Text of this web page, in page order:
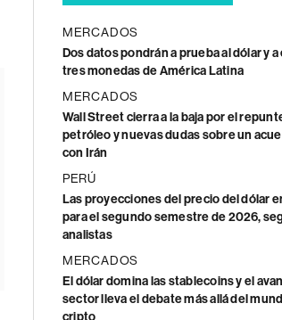
MERCADOS
Dos datos pondrán a prueba al dólar y
tres monedas de América Latina
MERCADOS
Wall Street cierra a la baja por el
petróleo y nuevas dudas sobre un
con Irán
PERÚ
Las proyecciones del precio del dólar
para el segundo semestre de 2026,
analistas
MERCADOS
El dólar domina las stablecoins y el
sector lleva el debate más allá del